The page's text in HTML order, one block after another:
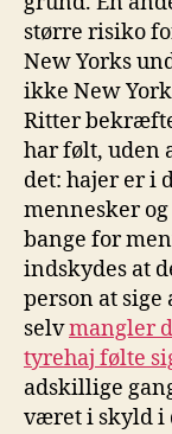
større risiko
New Yorks
ikke New
Ritter
har følt, uden
det: hajer er i
mennesker
bange for
indskydes at
person at
selvmangler
tyrehaj følte
adskillige
været i skyld i